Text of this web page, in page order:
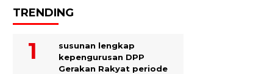
TRENDING
susunan lengkap
kepengurusan DPP
Gerakan Rakyat periode